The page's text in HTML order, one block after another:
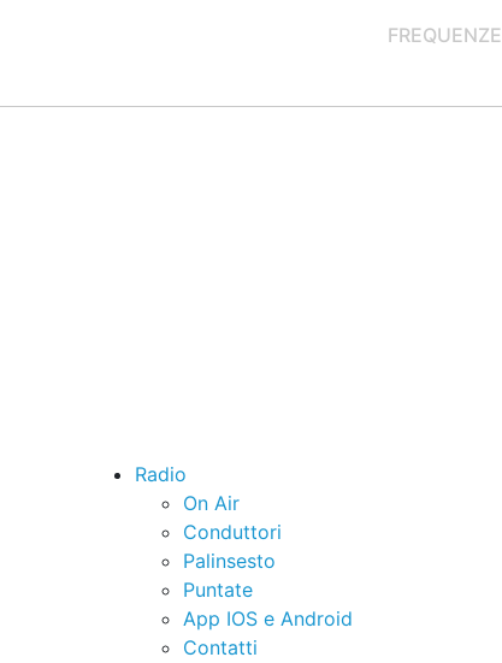
FREQUENZE
Radio
On Air
Conduttori
Palinsesto
Puntate
App IOS e Android
Contatti